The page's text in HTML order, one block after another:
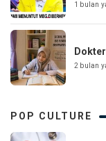
1 bulan
2 bulan
POP CULTURE